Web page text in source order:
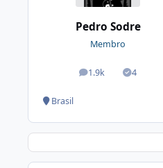
Pedro Sodre
Membro
1.9k
posts 4
Soluções
Brasil